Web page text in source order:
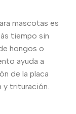
mascotas es
tiempo sin
hongos o
ayuda a
de la placa
y trituración.